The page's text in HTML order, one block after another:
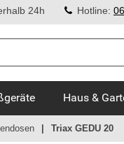
24h Hotline:
Haus &
Triax GEDU 20